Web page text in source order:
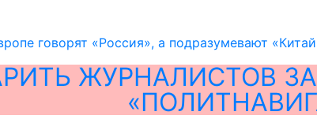
говорят «Россия», а подразумевают
ЖУРНАЛИСТОВ